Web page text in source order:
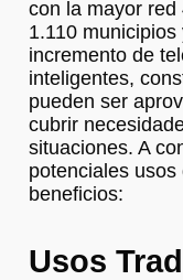
con la mayor
1.110
incremento de
inteligentes,
pueden ser
cubrir
situaciones. A
potenciales
beneficios:
Usos